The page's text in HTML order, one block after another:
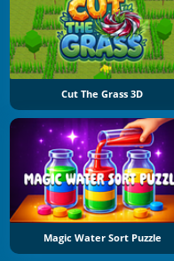
Cut The Grass 3D
Magic Water Sort Puzzle